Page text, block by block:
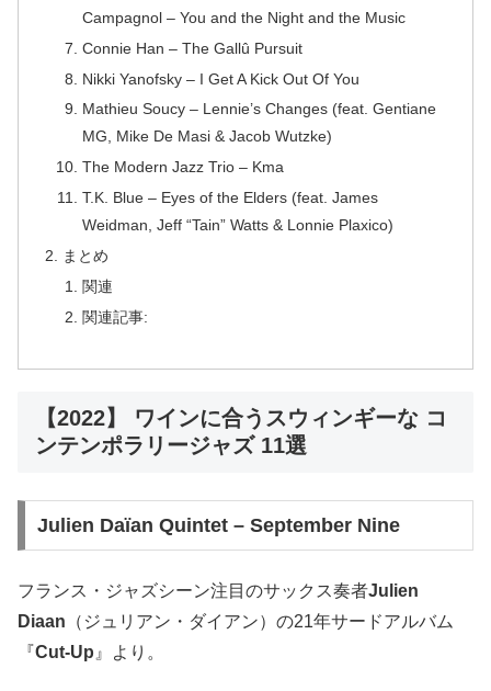
Campagnol – You and the Night and the Music
Connie Han – The Gallû Pursuit
Nikki Yanofsky – I Get A Kick Out Of You
Mathieu Soucy – Lennie’s Changes (feat. Gentiane
MG, Mike De Masi & Jacob Wutzke)
The Modern Jazz Trio – Kma
T.K. Blue – Eyes of the Elders (feat. James
Weidman, Jeff “Tain” Watts & Lonnie Plaxico)
まとめ
関連
関連記事:
【2022】 ワインに合うスウィンギーな コ
ンテンポラリージャズ 11選
Julien Daïan Quintet – September Nine
フランス・ジャズシーン注目のサックス奏者Julien
Diaan （ジュリアン・ダイアン）の21年サードアルバム
『Cut-Up 』より。